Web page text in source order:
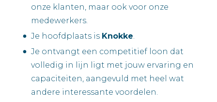
onze klanten, maar ook voor onze
medewerkers.
Je hoofdplaats is Knokke
Je ontvangt een competitief loon dat
volledig in lijn ligt met jouw ervaring en
capaciteiten, aangevuld met heel wat
andere interessante voordelen.